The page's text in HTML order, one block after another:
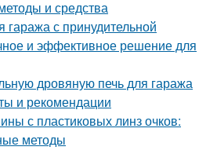
и средства
гаража с принудительной
и эффективное решение для
дровяную печь для гаража
и рекомендации
с пластиковых линз очков:
методы